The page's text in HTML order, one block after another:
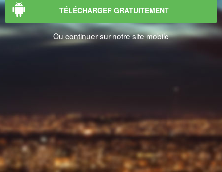
TÉLÉCHARGER GRATUITEMENT
Ou continuer sur notre site mobile